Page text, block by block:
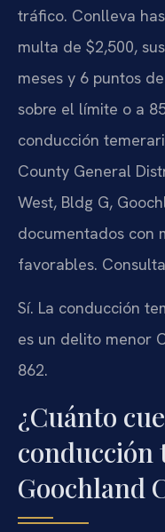
tráfico. Conlleva
multa de $2,500,
meses y 6 puntos
sobre el límite o a
conducción
County General
West, Bldg G,
documentados con
favorables.
Sí. La conducción
es un delito menor
862.
¿Cuánto
conducción
Goochland